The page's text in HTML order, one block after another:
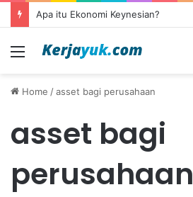
Apa itu Ekonomi Keynesian?
Menu
Home /asset bagi perusahaan
asset bagi
perusahaan